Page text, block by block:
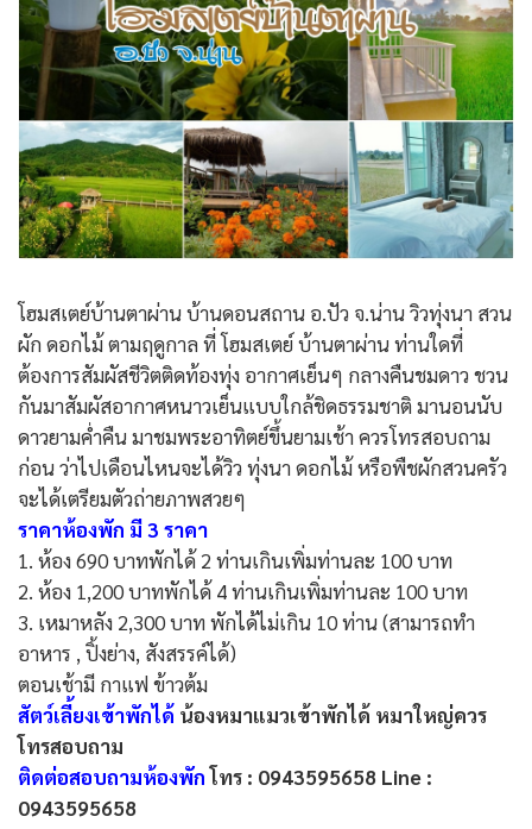
โฮมสเตย์บ้านตาผ่าน บ้านดอนสถาน อ.ปัว จ.น่าน วิวทุ่งนา สวน
ผัก ดอกไม้ ตามฤดูกาล ที่ โฮมสเตย์ บ้านตาผ่าน ท่านใดที่
ต้องการสัมผัสชีวิตติดท้องทุ่ง อากาศเย็นๆ กลางคืนชมดาว ชวน
กันมาสัมผัสอากาศหนาวเย็นแบบใกล้ชิดธรรมชาติ มานอนนับ
ดาวยามค่ำคืน มาชมพระอาทิตย์ขึ้นยามเช้า ควรโทรสอบถาม
ก่อน ว่าไปเดือนไหนจะได้วิว ทุ่งนา ดอกไม้ หรือพืชผักสวนครัว
จะได้เตรียมตัวถ่ายภาพสวยๆ
ราคาห้องพัก มี 3 ราคา
1. ห้อง 690 บาทพักได้ 2 ท่านเกินเพิ่มท่านละ 100 บาท
2. ห้อง 1,200 บาทพักได้ 4 ท่านเกินเพิ่มท่านละ 100 บาท
3. เหมาหลัง 2,300 บาท พักได้ไม่เกิน 10 ท่าน (สามารถทำ
อาหาร , ปิ้งย่าง, สังสรรค์ได้)
ตอนเช้ามี กาแฟ ข้าวต้ม
สัตว์เลี้ยงเข้าพักได้ น้องหมาแมวเข้าพักได้ หมาใหญ่ควร
โทรสอบถาม
ติดต่อสอบถามห้องพักโทร : 0943595658 Line :
0943595658